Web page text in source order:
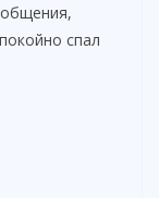
спал